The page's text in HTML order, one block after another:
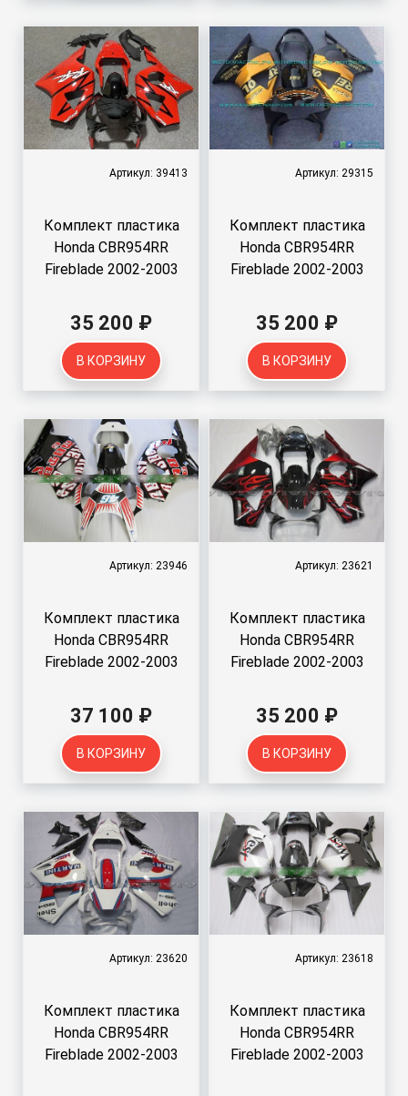
Артикул: 39413
Комплект пластика
Honda CBR954RR
Fireblade 2002-2003
35 200 ₽
В КОРЗИНУ
Артикул: 29315
Комплект пластика
Honda CBR954RR
Fireblade 2002-2003
35 200 ₽
В КОРЗИНУ
Артикул: 23946
Комплект пластика
Honda CBR954RR
Fireblade 2002-2003
37 100 ₽
В КОРЗИНУ
Артикул: 23621
Комплект пластика
Honda CBR954RR
Fireblade 2002-2003
35 200 ₽
В КОРЗИНУ
Артикул: 23620
Комплект пластика
Honda CBR954RR
Fireblade 2002-2003
Артикул: 23618
Комплект пластика
Honda CBR954RR
Fireblade 2002-2003